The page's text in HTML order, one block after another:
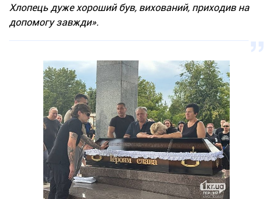
Хлопець дуже хороший був, вихований, приходив на
допомогу завжди».